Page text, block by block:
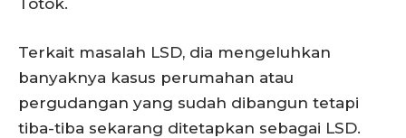
Terkait masalah LSD, dia mengeluhkan
banyaknya kasus perumahan atau
pergudangan yang sudah dibangun tetapi
tiba-tiba sekarang ditetapkan sebagai LSD.